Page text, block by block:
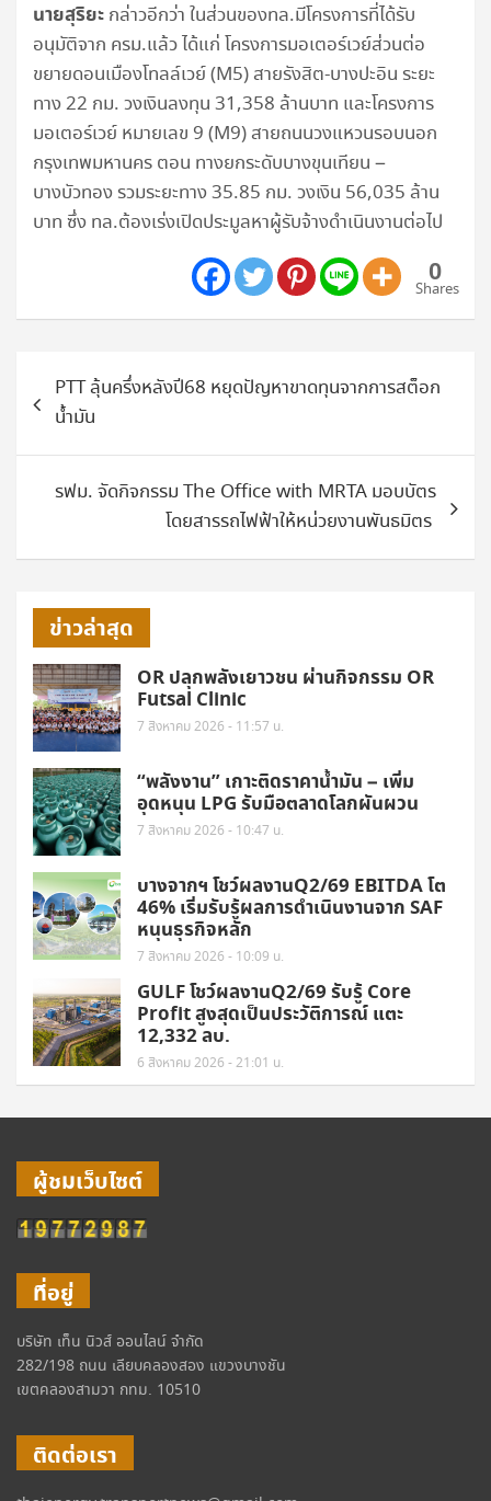
นายสุริยะ กล่าวอีกว่า ในส่วนของทล.มีโครงการที่ได้รับ
อนุมัติจาก ครม.แล้ว ได้แก่ โครงการมอเตอร์เวย์ส่วนต่อ
ขยายดอนเมืองโทลล์เวย์ (M5) สายรังสิต-บางปะอิน ระยะ
ทาง 22 กม. วงเงินลงทุน 31,358 ล้านบาท และโครงการ
มอเตอร์เวย์ หมายเลข 9 (M9) สายถนนวงแหวนรอบนอก
กรุงเทพมหานคร ตอน ทางยกระดับบางขุนเทียน –
บางบัวทอง รวมระยะทาง 35.85 กม. วงเงิน 56,035 ล้าน
บาท ซึ่ง ทล.ต้องเร่งเปิดประมูลหาผู้รับจ้างดำเนินงานต่อไป
0
Shares
แนะแนว
เรื่องPTT ลุ้นครึ่งหลังปี68 หยุดปัญหาขาดทุนจากการสต็อก
น้ำมัน
รฟม. จัดกิจกรรม The Office with MRTA มอบบัตร
โดยสารรถไฟฟ้าให้หน่วยงานพันธมิตร
ข่าวล่าสุด
OR ปลุกพลังเยาวชน ผ่านกิจกรรม OR
Futsal Clinic
7 สิงหาคม 2026 - 11:57 น.
“พลังงาน” เกาะติดราคาน้ำมัน – เพิ่ม
อุดหนุน LPG รับมือตลาดโลกผันผวน
7 สิงหาคม 2026 - 10:47 น.
บางจากฯ โชว์ผลงานQ2/69 EBITDA โต
46% เริ่มรับรู้ผลการดำเนินงานจาก SAF
หนุนธุรกิจหลัก
7 สิงหาคม 2026 - 10:09 น.
GULF โชว์ผลงานQ2/69 รับรู้ Core
Profit สูงสุดเป็นประวัติการณ์ แตะ
12,332 ลบ.
6 สิงหาคม 2026 - 21:01 น.
ผู้ชมเว็บไซต์
ที่อยู่
บริษัท เท็น นิวส์ ออนไลน์ จำกัด
282/198 ถนน เลียบคลองสอง แขวงบางชัน
เขตคลองสามวา กทม. 10510
ติดต่อเรา